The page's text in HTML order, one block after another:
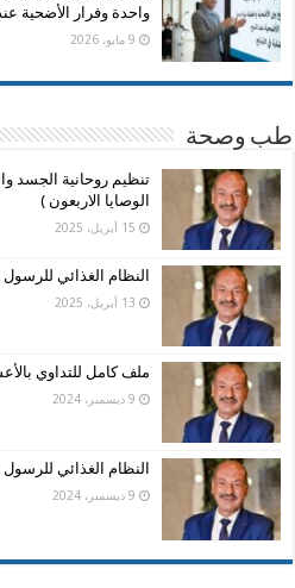
واحدة وفرار الأضحية
9 مايو، 2026
طب وصحة
تنظيم روحانية الجسد
الوصايا الاربعون )
15 أبريل، 2025
النظام الغذائي
13 أبريل، 2025
ملف كامل للتداوي
9 ديسمبر، 2024
النظام الغذائي
9 ديسمبر، 2024